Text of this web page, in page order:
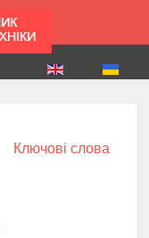
Ключові слова